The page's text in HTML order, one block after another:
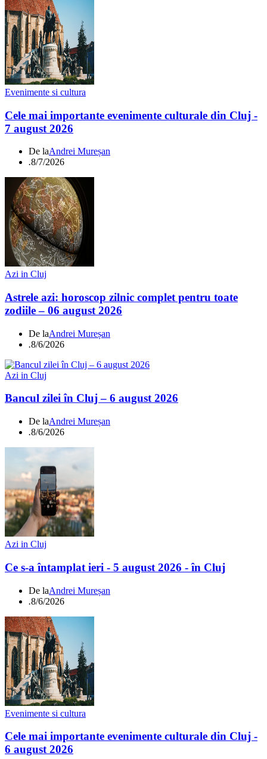
Evenimente si cultura
Cele mai importante evenimente culturale din Cluj -
7 august 2026
De laAndrei Mureșan
.8/7/2026
Azi in Cluj
Astrele azi: horoscop zilnic complet pentru toate
zodiile – 06 august 2026
De laAndrei Mureșan
.8/6/2026
Azi in Cluj
Bancul zilei în Cluj – 6 august 2026
De laAndrei Mureșan
.8/6/2026
Azi in Cluj
Ce s-a întamplat ieri - 5 august 2026 - în Cluj
De laAndrei Mureșan
.8/6/2026
Evenimente si cultura
Cele mai importante evenimente culturale din Cluj -
6 august 2026